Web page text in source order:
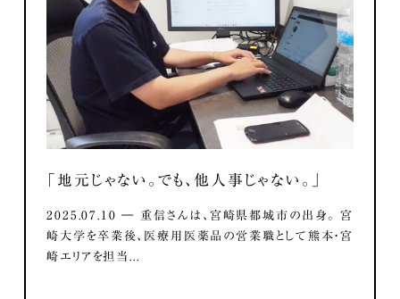
「地元じゃない。でも、他人事じゃない。」
2025.07.10 ― 重信さんは、宮崎県都城市の出身。 宮
崎大学を卒業後、医療用医薬品の営業職として熊本・宮
崎エリアを担当...